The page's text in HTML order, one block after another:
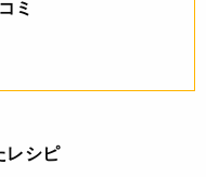
る場合がございます。
ミ
レシピ